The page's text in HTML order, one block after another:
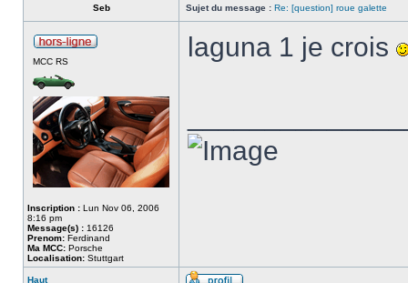
Seb Sujet du message : Re: [question] roue galette
MCC RS
Inscription : Lun Nov 06, 2006
8:16 pm
Message(s) : 16126
Prenom: Ferdinand
Ma MCC: Porsche
Localisation: Stuttgart
laguna 1 je crois
Haut